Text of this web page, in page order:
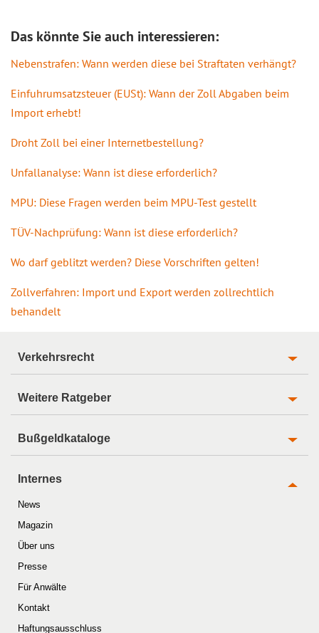
Das könnte Sie auch interessieren:
Nebenstrafen: Wann werden diese bei Straftaten verhängt?
Einfuhrumsatzsteuer (EUSt): Wann der Zoll Abgaben beim
Import erhebt!
Droht Zoll bei einer Internetbestellung?
Unfallanalyse: Wann ist diese erforderlich?
MPU: Diese Fragen werden beim MPU-Test gestellt
TÜV-Nachprüfung: Wann ist diese erforderlich?
Wo darf geblitzt werden? Diese Vorschriften gelten!
Zollverfahren: Import und Export werden zollrechtlich
behandelt
Verkehrsrecht
Weitere Ratgeber
Bußgeldkataloge
Internes
News
Magazin
Über uns
Presse
Für Anwälte
Kontakt
Haftungsausschluss